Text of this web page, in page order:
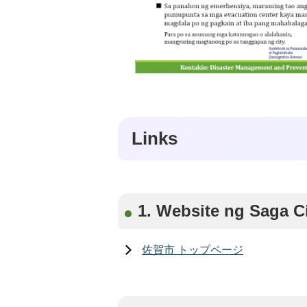
Links
1. Website ng Saga
佐賀市 トップページ